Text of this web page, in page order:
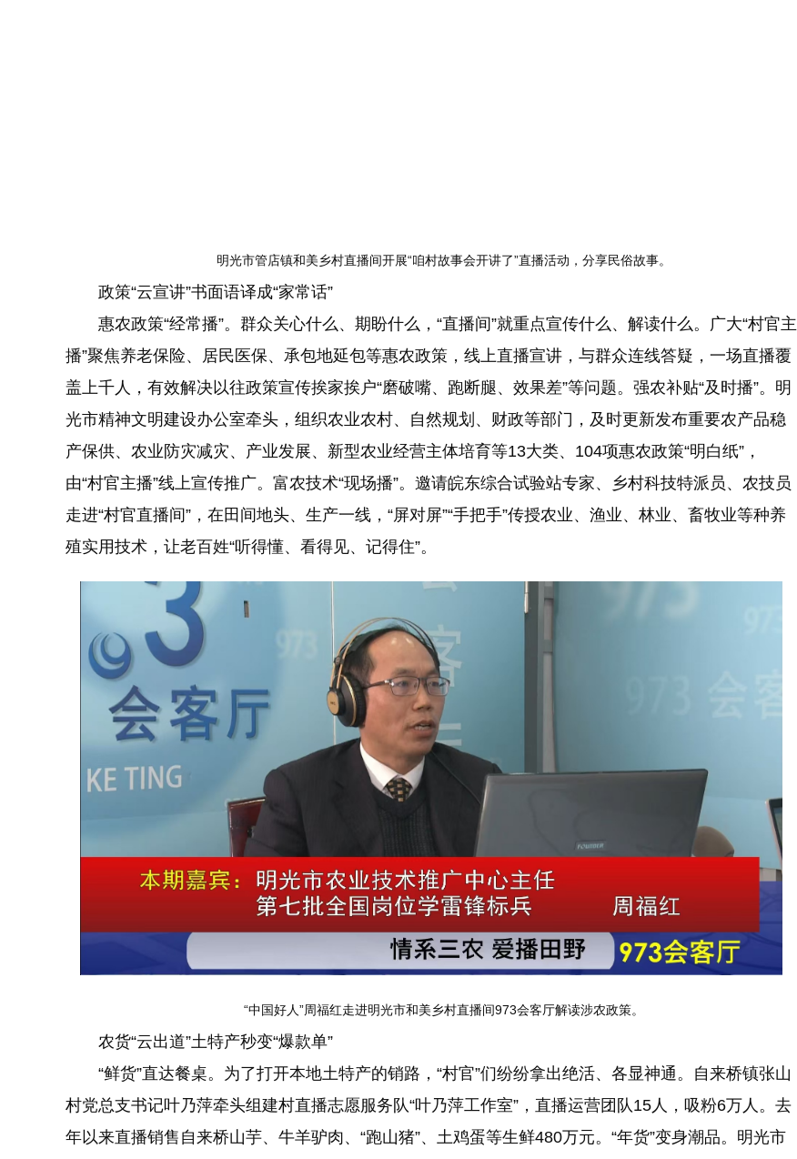
明光市管店镇和美乡村直播间开展“咱村故事会开讲了”直播活动，分享民俗故事。
政策“云宣讲”书面语译成“家常话”
惠农政策“经常播”。群众关心什么、期盼什么，“直播间”就重点宣传什么、解读什么。广大“村官主
播”聚焦养老保险、居民医保、承包地延包等惠农政策，线上直播宣讲，与群众连线答疑，一场直播覆
盖上千人，有效解决以往政策宣传挨家挨户“磨破嘴、跑断腿、效果差”等问题。强农补贴“及时播”。明
光市精神文明建设办公室牵头，组织农业农村、自然规划、财政等部门，及时更新发布重要农产品稳
产保供、农业防灾减灾、产业发展、新型农业经营主体培育等13大类、104项惠农政策“明白纸”，
由“村官主播”线上宣传推广。富农技术“现场播”。邀请皖东综合试验站专家、乡村科技特派员、农技员
走进“村官直播间”，在田间地头、生产一线，“屏对屏”“手把手”传授农业、渔业、林业、畜牧业等种养
殖实用技术，让老百姓“听得懂、看得见、记得住”。
“中国好人”周福红走进明光市和美乡村直播间973会客厅解读涉农政策。
农货“云出道”土特产秒变“爆款单”
“鲜货”直达餐桌。为了打开本地土特产的销路，“村官”们纷纷拿出绝活、各显神通。自来桥镇张山
村党总支书记叶乃萍牵头组建村直播志愿服务队“叶乃萍工作室”，直播运营团队15人，吸粉6万人。去
年以来直播销售自来桥山芋、牛羊驴肉、“跑山猪”、土鸡蛋等生鲜480万元。“年货”变身潮品。明光市